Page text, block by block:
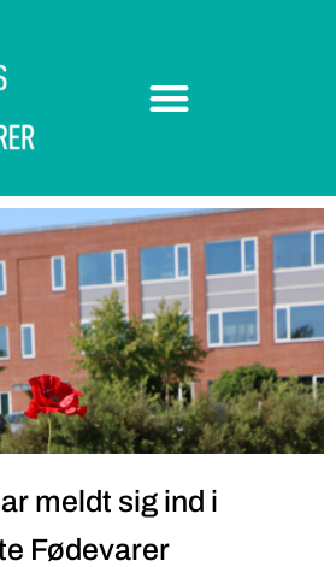
meldt sig ind i
Fødevarer